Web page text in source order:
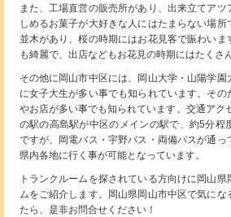
また、工場直営の販売所があり、出来立てア
しめるお菓子が大好きな人にはたまらない場
並木があり、桜の時期にはお花見客で賑わいま
も綺麗で、出店などもお花見の時期にはたくさ
その他に岡山市中区には、岡山大学・山陽学園
に女子大生が多い事でも知られています。そ
やお店が多い事でも知られています。交通アク
の駅の高島駅が中区のメインの駅で、約5分程
ですが、岡電バス・宇野バス・両備バスが通っ
県内各地に行く事が可能となっています。
トランクルームを探されている方向けに岡山
ムをご紹介します。岡山県岡山市中区で気にな
たら、是非お問合せください！